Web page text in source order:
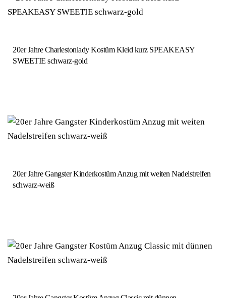
20er Jahre Charlestonlady Kostüm Kleid kurz SPEAKEASY
SWEETIE schwarz-gold
20er Jahre Gangster Kinderkostüm Anzug mit weiten Nadelstreifen
schwarz-weiß